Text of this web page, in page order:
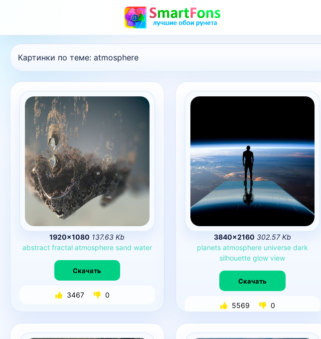
Картинки по теме: atmosphere
1920×1080 137.63 Kb
abstract fractal atmosphere sand water
Скачать
3467 0
3840×2160 302.57 Kb
planets atmosphere universe dark
silhouette glow view
Скачать
5569 0